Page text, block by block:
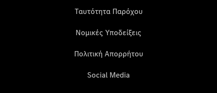
Ταυτότητα Παρόχου
Νομικές Υποδείξεις
Πολιτική Απορρήτου
Social Media